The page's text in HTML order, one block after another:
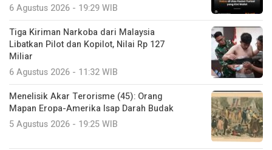
6 Agustus 2026 - 19:29 WIB
Tiga Kiriman Narkoba dari Malaysia
Libatkan Pilot dan Kopilot, Nilai Rp 127
Miliar
6 Agustus 2026 - 11:32 WIB
Menelisik Akar Terorisme (45): Orang
Mapan Eropa-Amerika Isap Darah Budak
5 Agustus 2026 - 19:25 WIB